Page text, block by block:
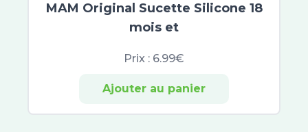
Spirial
Vichy Déodorants
Nuxe Men Boost
MAM Original Sucette Silicone 18
mois et
Prix : 6.99€
Ajouter au panier